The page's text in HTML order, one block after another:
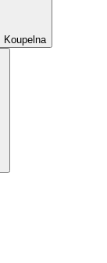
Koupelna